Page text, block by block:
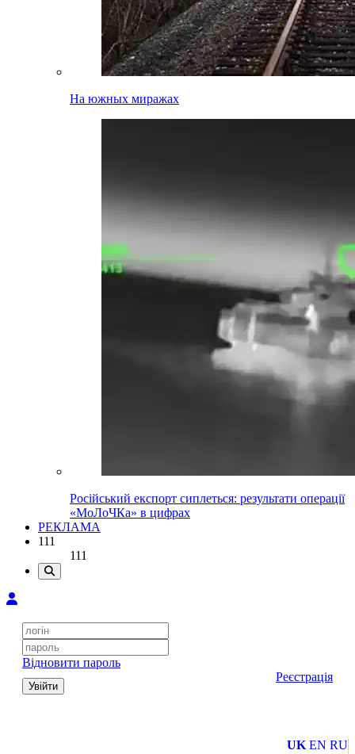
На южных миражах
Російський експорт сиплеться: результати операції
«МоЛоЧКа» в цифрах
РЕКЛАМА
111
111
Відновити пароль
Увійти
Реєстрація
UK EN RU